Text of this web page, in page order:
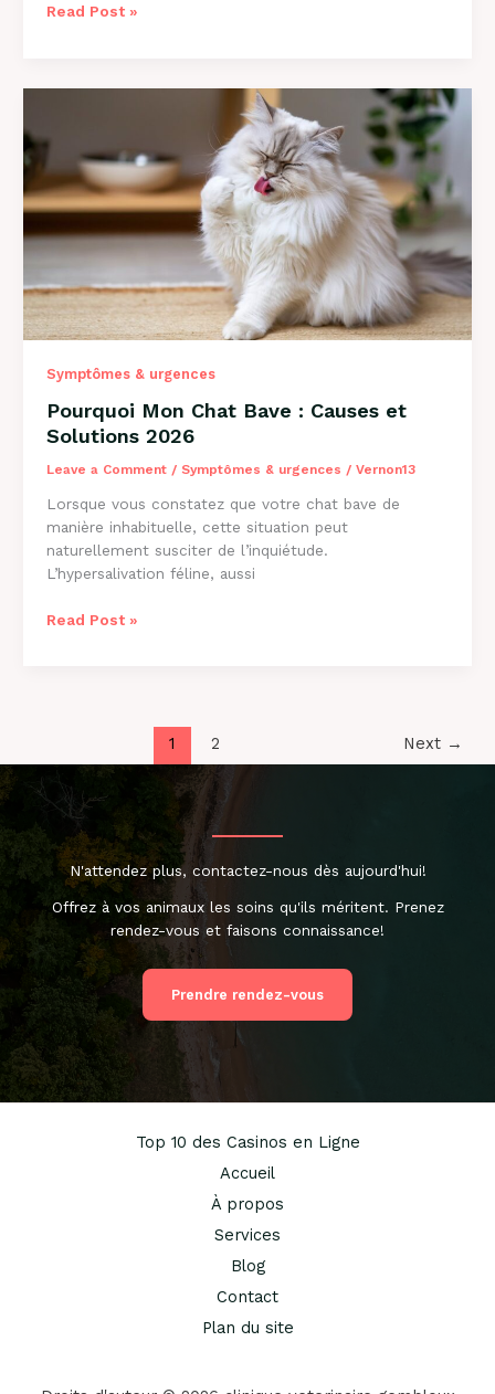
Chat
Causes
et
Solutions
[2026]
Read Post »
Symptômes & urgences
Pourquoi Mon Chat Bave : Causes et
Solutions 2026
Leave a Comment / Symptômes & urgences / Vernon13
Lorsque vous constatez que votre chat bave de
manière inhabituelle, cette situation peut
naturellement susciter de l’inquiétude.
L’hypersalivation féline, aussi
Pourquoi
Solutions
2026
Read Post »
1 2 Next →
N'attendez plus, contactez-nous dès aujourd'hui!
Offrez à vos animaux les soins qu'ils méritent. Prenez
rendez-vous et faisons connaissance!
Prendre rendez-vous
Top 10 des Casinos en Ligne
Accueil
À propos
Services
Blog
Contact
Plan du site